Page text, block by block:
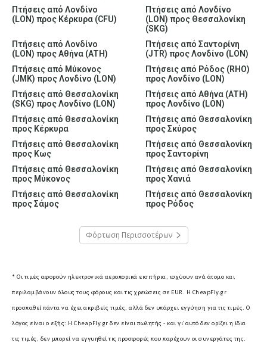
Πτήσεις από Λονδίνο
(LON) προς Κέρκυρα (CFU)
Πτήσεις από Λονδίνο
(LON) προς Θεσσαλονίκη
(SKG)
Πτήσεις από Λονδίνο
(LON) προς Αθήνα (ATH)
Πτήσεις από Σαντορίνη
(JTR) προς Λονδίνο (LON)
Πτήσεις από Μύκονος
(JMK) προς Λονδίνο (LON)
Πτήσεις από Ρόδος (RHO)
προς Λονδίνο (LON)
Πτήσεις από Θεσσαλονίκη
(SKG) προς Λονδίνο (LON)
Πτήσεις από Αθήνα (ATH)
προς Λονδίνο (LON)
Πτήσεις από Θεσσαλονίκη
προς Κέρκυρα
Πτήσεις από Θεσσαλονίκη
προς Σκύρος
Πτήσεις από Θεσσαλονίκη
προς Κως
Πτήσεις από Θεσσαλονίκη
προς Σαντορίνη
Πτήσεις από Θεσσαλονίκη
προς Μύκονος
Πτήσεις από Θεσσαλονίκη
προς Χανιά
Πτήσεις από Θεσσαλονίκη
προς Σάμος
Πτήσεις από Θεσσαλονίκη
προς Ρόδος
Φόρτωση Περισσοτέρων
* Οι τιμές αφορούν ηλεκτρονικά αεροπορικά εισιτήρια, ισχύουν ανά άτομο και
περιλαμβάνουν όλους τους φόρους και τις χρεώσεις σε EUR. Η CheapFly.gr
προσπαθεί πάντα να έχει ακριβείς τιμές, αλλά δεν υπάρχει εγγύηση για τις τιμές. Ο
λόγος είναι ο εξής: Η CheapFly.gr δεν είναι πωλητής - και γι'αυτό δεν ορίζει η ίδια
τις τιμές, δεν μπορεί να εγγυηθεί τις προσφορές που παρέχουν οι συνεργάτες της.